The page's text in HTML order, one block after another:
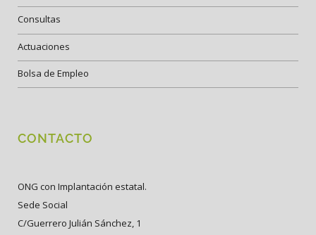
Consultas
Actuaciones
Bolsa de Empleo
CONTACTO
ONG con Implantación estatal.
Sede Social
C/Guerrero Julián Sánchez, 1